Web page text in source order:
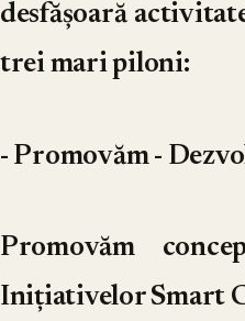
desfășoară
trei mari piloni:
- Promovăm -
Promovăm
Inițiativelor Smart